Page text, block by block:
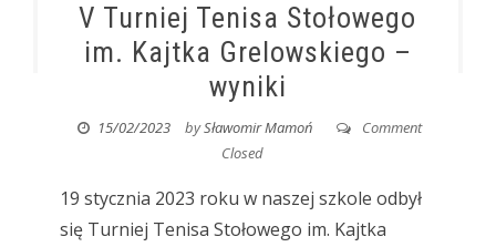
V Turniej Tenisa Stołowego
im. Kajtka Grelowskiego –
wyniki
15/02/2023 bySławomir Mamoń
Comment
Closed
19 stycznia 2023 roku w naszej szkole odbył
się Turniej Tenisa Stołowego im. Kajtka